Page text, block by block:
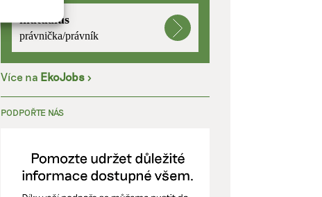
mutualus
právnička/právník
Více na EkoJobs >
PODPOŘTE NÁS